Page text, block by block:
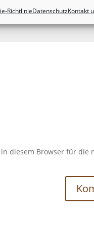
RichtlinieDatenschutzKontakt
diesem Browser für die